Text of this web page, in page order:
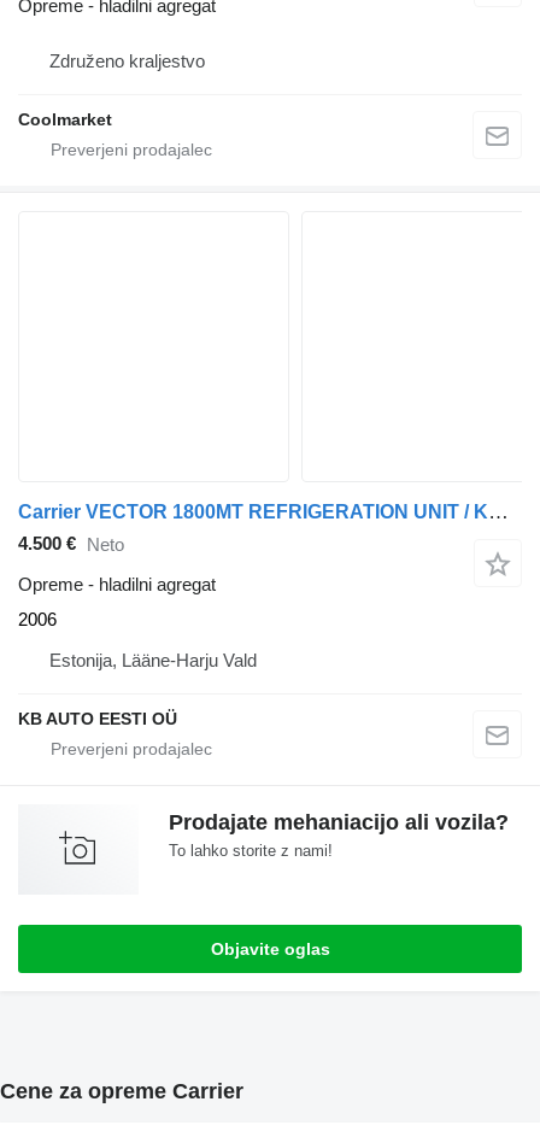
Opreme - hladilni agregat
Združeno kraljestvo
Coolmarket
Carrier VECTOR 1800MT REFRIGERATION UNIT / KÜLMASEADE
4.500 € Neto
Opreme - hladilni agregat
2006
Estonija, Lääne-Harju Vald
KB AUTO EESTI OÜ
Prodajate mehaniacijo ali vozila?
To lahko storite z nami!
Objavite oglas
Cene za opreme Carrier